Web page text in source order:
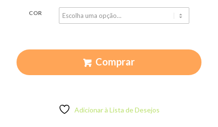
COR
Comprar
Adicionar à Lista de Desejos